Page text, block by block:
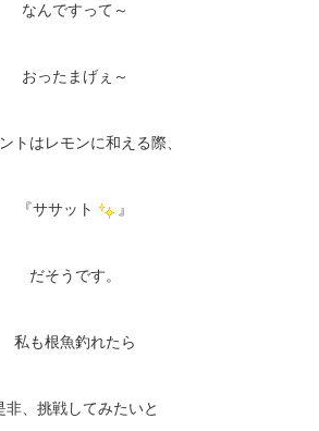
なんですって～
おったまげぇ～
トはレモンに和える際、
『ササット 』
だそうです。
私も根魚釣れたら
非、挑戦してみたいと